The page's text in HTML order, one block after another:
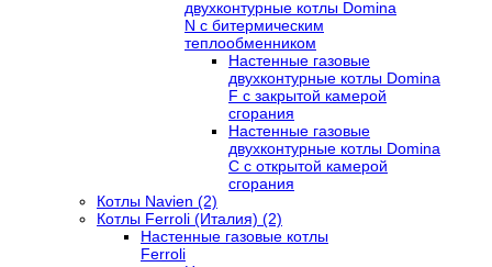
двухконтурные котлы Domina
N с битермическим
теплообменником
Настенные газовые
двухконтурные котлы Domina
F с закрытой камерой
сгорания
Настенные газовые
двухконтурные котлы Domina
C с открытой камерой
сгорания
Котлы Navien (2)
Котлы Ferroli (Италия) (2)
Настенные газовые котлы
Ferroli